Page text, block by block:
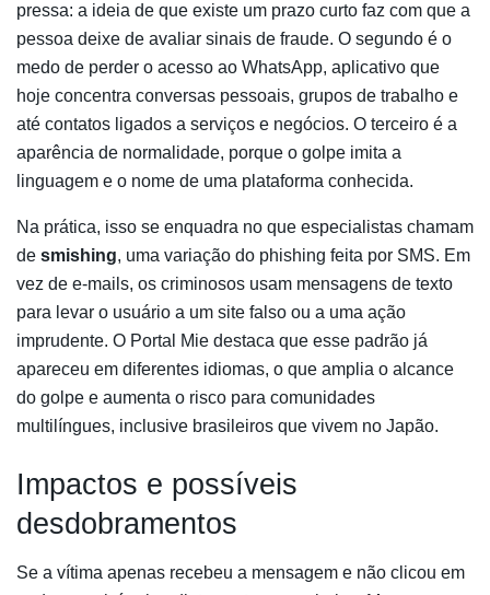
pressa: a ideia de que existe um prazo curto faz com que a
pessoa deixe de avaliar sinais de fraude. O segundo é o
medo de perder o acesso ao WhatsApp, aplicativo que
hoje concentra conversas pessoais, grupos de trabalho e
até contatos ligados a serviços e negócios. O terceiro é a
aparência de normalidade, porque o golpe imita a
linguagem e o nome de uma plataforma conhecida.
Na prática, isso se enquadra no que especialistas chamam
de smishing, uma variação do phishing feita por SMS. Em
vez de e-mails, os criminosos usam mensagens de texto
para levar o usuário a um site falso ou a uma ação
imprudente. O Portal Mie destaca que esse padrão já
apareceu em diferentes idiomas, o que amplia o alcance
do golpe e aumenta o risco para comunidades
multilíngues, inclusive brasileiros que vivem no Japão.
Impactos e possíveis
desdobramentos
Se a vítima apenas recebeu a mensagem e não clicou em